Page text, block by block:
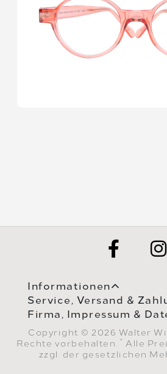
Informationen
Service, Versand &
Firma, Impressum &
Copyright © 2026 Walter
Rechte vorbehalten.
* Alle
zzgl. der gesetzlichen